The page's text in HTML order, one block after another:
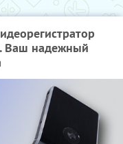
Ваш надежный